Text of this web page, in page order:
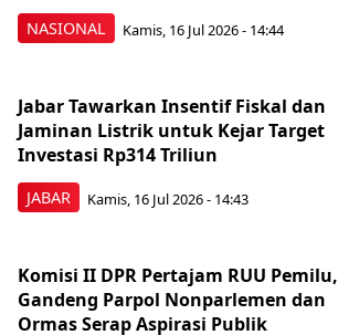
NASIONAL Kamis, 16 Jul 2026 - 14:44
JABAR
Jabar Tawarkan Insentif Fiskal dan
Jaminan Listrik untuk Kejar Target
Investasi Rp314 Triliun
Kamis, 16 Jul 2026 - 14:43
Komisi II DPR Pertajam RUU Pemilu,
Gandeng Parpol Nonparlemen dan
Ormas Serap Aspirasi Publik